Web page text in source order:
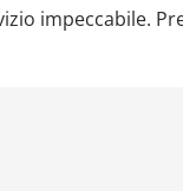
impeccabile.